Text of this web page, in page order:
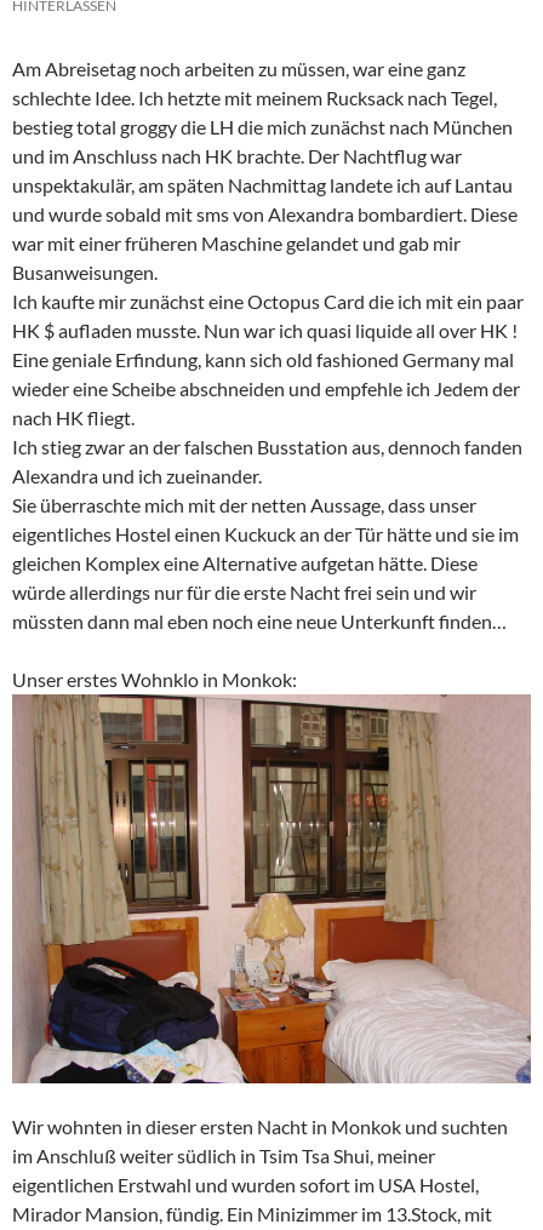
HINTERLASSEN
Am Abreisetag noch arbeiten zu müssen, war eine ganz
schlechte Idee. Ich hetzte mit meinem Rucksack nach Tegel,
bestieg total groggy die LH die mich zunächst nach München
und im Anschluss nach HK brachte. Der Nachtflug war
unspektakulär, am späten Nachmittag landete ich auf Lantau
und wurde sobald mit sms von Alexandra bombardiert. Diese
war mit einer früheren Maschine gelandet und gab mir
Busanweisungen.
Ich kaufte mir zunächst eine Octopus Card die ich mit ein paar
HK $ aufladen musste. Nun war ich quasi liquide all over HK !
Eine geniale Erfindung, kann sich old fashioned Germany mal
wieder eine Scheibe abschneiden und empfehle ich Jedem der
nach HK fliegt.
Ich stieg zwar an der falschen Busstation aus, dennoch fanden
Alexandra und ich zueinander.
Sie überraschte mich mit der netten Aussage, dass unser
eigentliches Hostel einen Kuckuck an der Tür hätte und sie im
gleichen Komplex eine Alternative aufgetan hätte. Diese
würde allerdings nur für die erste Nacht frei sein und wir
müssten dann mal eben noch eine neue Unterkunft finden…
Unser erstes Wohnklo in Monkok:
Wir wohnten in dieser ersten Nacht in Monkok und suchten
im Anschluß weiter südlich in Tsim Tsa Shui, meiner
eigentlichen Erstwahl und wurden sofort im USA Hostel,
Mirador Mansion, fündig. Ein Minizimmer im 13.Stock, mit